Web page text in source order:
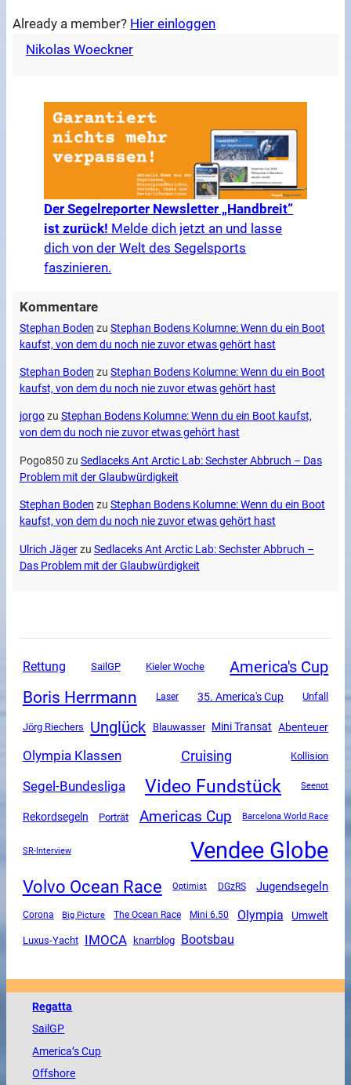
Already a member? Hier einloggen
Nikolas Woeckner
Der Segelreporter Newsletter „Handbreit“
ist zurück! Melde dich jetzt an und lasse
dich von der Welt des Segelsports
faszinieren.
Kommentare
Stephan Boden zu Stephan Bodens Kolumne: Wenn du ein Boot
kaufst, von dem du noch nie zuvor etwas gehört hast
Stephan Boden zu Stephan Bodens Kolumne: Wenn du ein Boot
kaufst, von dem du noch nie zuvor etwas gehört hast
jorgozu Stephan Bodens Kolumne: Wenn du ein Boot kaufst,
von dem du noch nie zuvor etwas gehört hast
Pogo850 zu Sedlaceks Ant Arctic Lab: Sechster Abbruch – Das
Problem mit der Glaubwürdigkeit
Stephan Boden zu Stephan Bodens Kolumne: Wenn du ein Boot
kaufst, von dem du noch nie zuvor etwas gehört hast
Ulrich Jägerzu Sedlaceks Ant Arctic Lab: Sechster Abbruch –
Das Problem mit der Glaubwürdigkeit
Rettung SailGP Kieler Woche America's Cup
Boris Herrmann Laser 35. America's Cup Unfall
Jörg Riechers Unglück Blauwasser Mini Transat Abenteuer
Olympia Klassen Cruising Kollision
Segel-Bundesliga Video Fundstück Seenot
Rekordsegeln Porträt Americas Cup Barcelona World Race
SR-Interview Vendee Globe
Volvo Ocean Race Optimist DGzRS Jugendsegeln
Corona Big Picture The Ocean Race Mini 6.50 Olympia Umwelt
Luxus-Yacht IMOCA knarrblog Bootsbau
Regatta
SailGP
America’s Cup
Offshore